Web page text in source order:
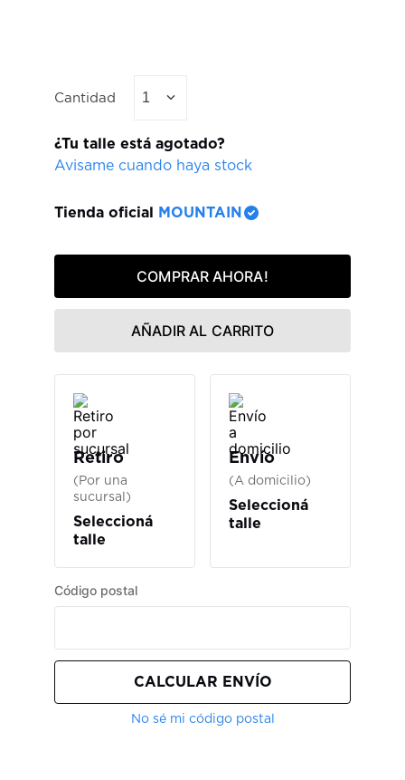
Cantidad 1
¿Tu talle está agotado?
Avisame cuando haya stock
Tienda oficial MOUNTAIN
COMPRAR AHORA!
AÑADIR AL CARRITO
Retiro
(Por una
sucursal)
Seleccioná
talle
Envío
(A domicilio)
Seleccioná
talle
Código postal
CALCULAR ENVÍO
No sé mi código postal